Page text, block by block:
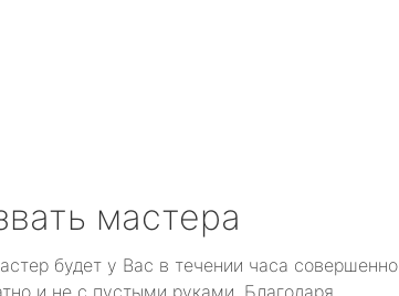
мастера
будет у Вас в течении часа совершенно
и не с пустыми руками. Благодаря